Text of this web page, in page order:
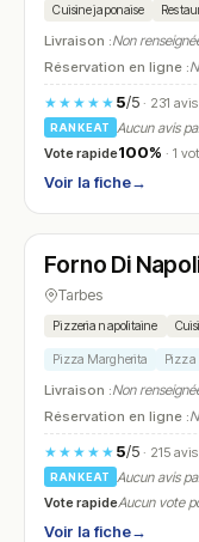
Cuisine japonaise
Livraison :Non
Réservation en ligne :
★★★★★ 5/5· 231
RANKEAT
Aucun avis
Vote rapide100% · 1
Voir la fiche→
N° 11
Forno Di
Tarbes
Pizzeria napolitaine
Pizza Margherita Pizza
Livraison :Non
Réservation en ligne :
★★★★★ 5/5· 215
RANKEAT
Aucun avis
Vote rapideAucun vote
Voir la fiche→